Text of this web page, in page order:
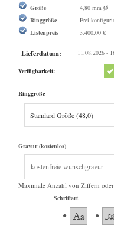
Größe
4,80 mm Ø
Ringgröße
Frei
Listenpreis
3.400,00 €
Lieferdatum: 11.08.2026 -
Verfügbarkeit:
Ringgröße
Gravur (kostenlos)
Maximale Anzahl von Ziffern
Schriftart